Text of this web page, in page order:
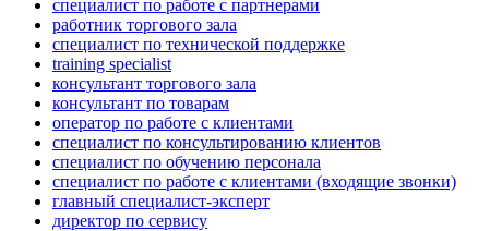
специалист по работе с партнерами
работник торгового зала
специалист по технической поддержке
training specialist
консультант торгового зала
консультант по товарам
оператор по работе с клиентами
специалист по консультированию клиентов
специалист по обучению персонала
специалист по работе с клиентами (входящие звонки)
главный специалист-эксперт
директор по сервису